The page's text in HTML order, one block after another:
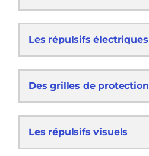
Les répulsifs électriques
Des grilles de protection
Les répulsifs visuels